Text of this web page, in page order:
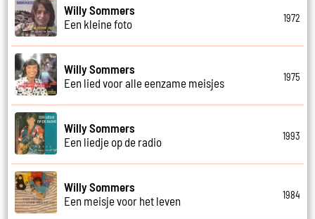
Willy Sommers
Een kleine foto
1972
Willy Sommers
Een lied voor alle eenzame meisjes
1975
Willy Sommers
Een liedje op de radio
1993
Willy Sommers
Een meisje voor het leven
1984